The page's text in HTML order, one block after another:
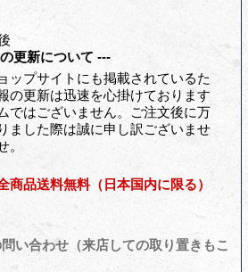
更新について ---
ップサイトにも掲載されているた
の更新は迅速を心掛けております
ではございません。ご注文後に万
ました際は誠に申し訳ございませ
。
商品送料無料（日本国内に限る）
い合わせ（来店しての取り置きもこ